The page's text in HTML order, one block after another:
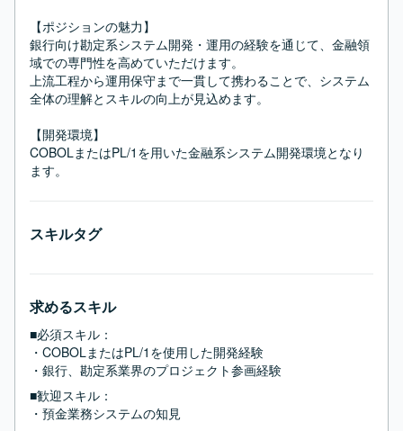
【ポジションの魅力】
銀行向け勘定系システム開発・運用の経験を通じて、金融領
域での専門性を高めていただけます。
上流工程から運用保守まで一貫して携わることで、システム
全体の理解とスキルの向上が見込めます。
【開発環境】
COBOLまたはPL/1を用いた金融系システム開発環境となり
ます。
スキルタグ
求めるスキル
■必須スキル：
・COBOLまたはPL/1を使用した開発経験
・銀行、勘定系業界のプロジェクト参画経験
■歓迎スキル：
・預金業務システムの知見